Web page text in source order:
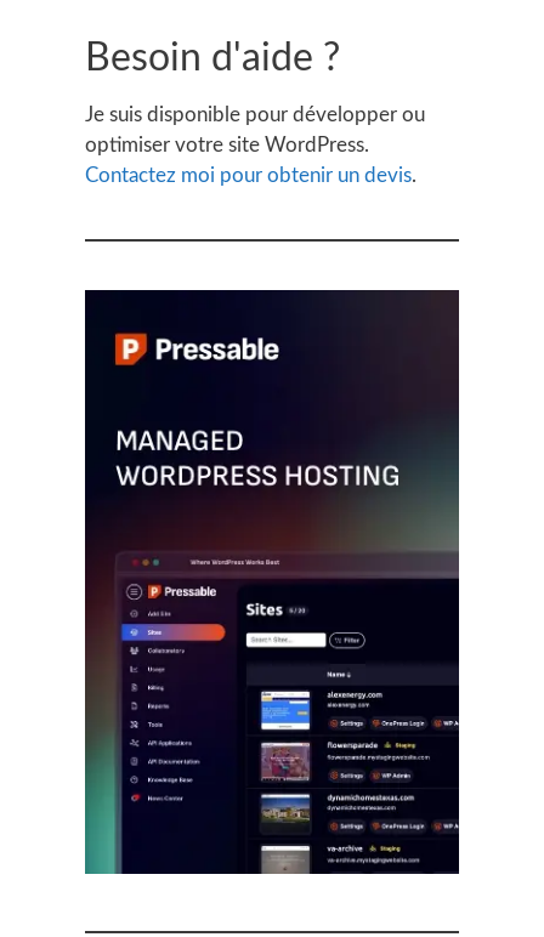
Besoin d'aide ?
Je suis disponible pour développer ou
optimiser votre site WordPress.
Contactez moi pour obtenir un devis.